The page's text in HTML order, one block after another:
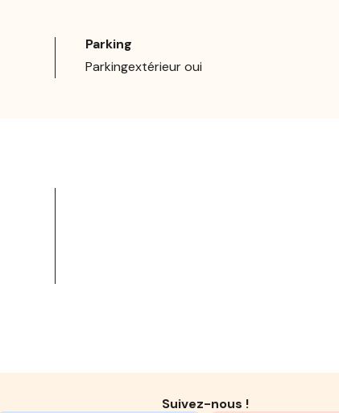
Parking
Parkingextérieur oui
Suivez-nous !